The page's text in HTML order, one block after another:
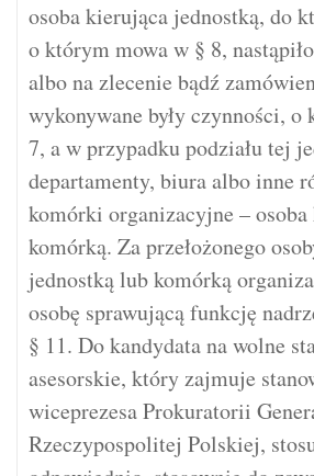
osoba kierująca jednostką, do
o którym mowa w § 8,
albo na zlecenie bądź
wykonywane były czynności, o
7, a w przypadku podziału tej
departamenty, biura albo inne
komórki organizacyjne –
komórką. Za przełożonego
jednostką lub komórką
osobę sprawującą funkcję
§ 11. Do kandydata na wolne
asesorskie, który zajmuje
wiceprezesa Prokuratorii
Rzeczypospolitej Polskiej,